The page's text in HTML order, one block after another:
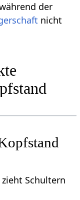
der
nicht
Schultern